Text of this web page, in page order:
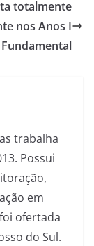
totalmente
nos Anos I
trabalha
Possui
em
ofertada
do Sul.